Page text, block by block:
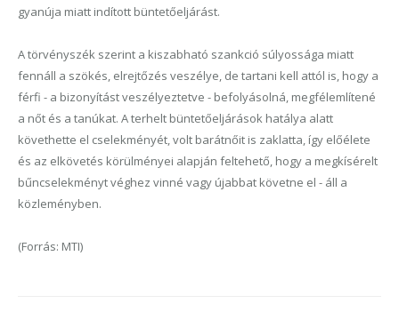
gyanúja miatt indított büntetőeljárást.
A törvényszék szerint a kiszabható szankció súlyossága miatt
fennáll a szökés, elrejtőzés veszélye, de tartani kell attól is, hogy a
férfi - a bizonyítást veszélyeztetve - befolyásolná, megfélemlítené
a nőt és a tanúkat. A terhelt büntetőeljárások hatálya alatt
követhette el cselekményét, volt barátnőit is zaklatta, így előélete
és az elkövetés körülményei alapján feltehető, hogy a megkísérelt
bűncselekményt véghez vinné vagy újabbat követne el - áll a
közleményben.
(Forrás: MTI)